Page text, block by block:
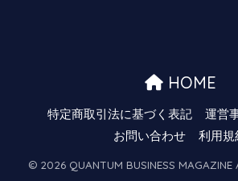
HOME
特定商取引法に基づく表記
運営
お問い合わせ
利用規
© 2026 QUANTUM BUSINESS